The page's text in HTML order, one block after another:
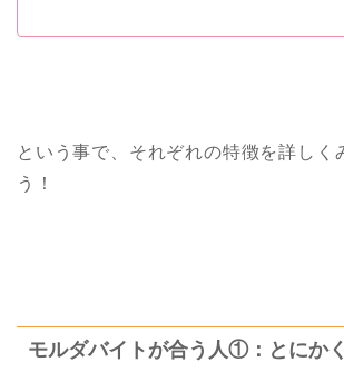
という事で、それぞれの特徴を詳しく
う！
モルダバイトが合う人①：とにか